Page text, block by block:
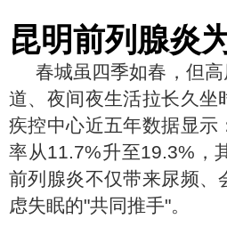
昆明前列腺炎
春城虽四季如春，但
道、夜间夜生活拉长久坐
疾控中心近五年数据显
率从11.7%升至19.3%，
前列腺炎不仅带来尿频、
虑失眠的"共同推手"。